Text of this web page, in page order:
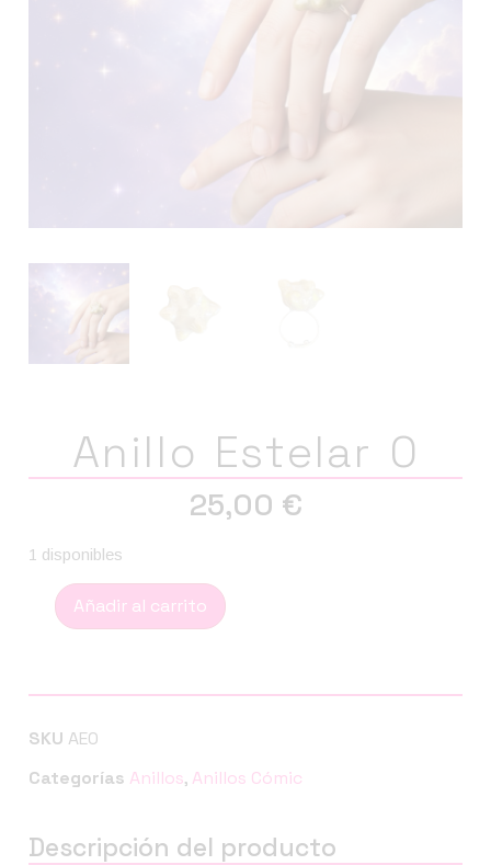
Anillo Estelar 0
25,00 €
1 disponibles
Añadir al carrito
SKU AE0
Categorías Anillos, Anillos Cómic
Descripción del producto